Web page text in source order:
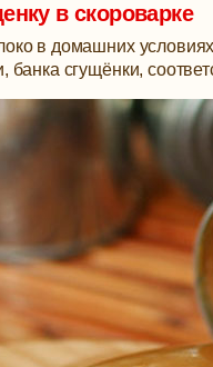
в скороварке
в домашних
банка сгущёнки,